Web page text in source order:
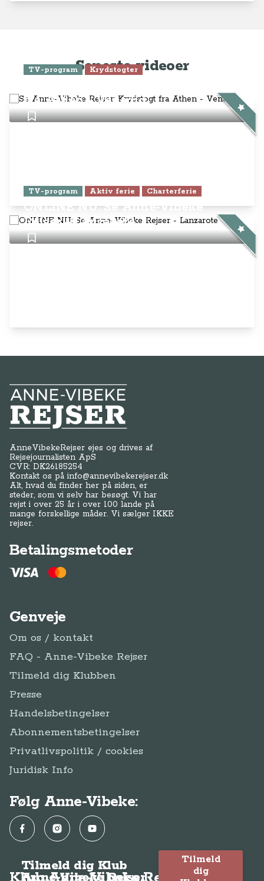
Seneste videoer
TV-program Krydstogter
fra Athen - Venedig
TV-program Aktiv ferie Charterferie
ONLINE NU: Se Anne-Vibeke
Rejser - Lanzarote
Anne-Vibeke Rejser
AnneVibekeRejser ejes og drives af
Rejsejournalisten ApS
CVR: DK26185254
Kontakt os påinfo@annevibekerejser.dk
Alt, hvad du finder her på siden, er
steder, som vi selv har besøgt. Vi har
rejst i over 25 år i over 100 lande på
mange forskellige måder. Vi sælger IKKE
rejser.
Betalingsmetoder
Genveje
Om os / kontakt
FAQ - Anne-Vibeke Rejser
Tilmeld dig Klubben
Presse
Handelsbetingelser
Abonnementsbetingelser
Privatlivspolitik / cookies
Juridisk Info
Følg Anne-Vibeke:
FacebookInstagramYouTube
Tilmeld dig Klub
Anne-Vibeke Rejser
Tilmeld
dig